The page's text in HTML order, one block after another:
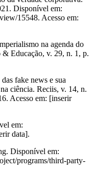
Disponível em:
15548. Acesso em:
na agenda do
& Educação, v. 29, n. 1, p.
fake news e sua
ciência. Reciis, v. 14, n.
Acesso em: [inserir
em:
data].
Disponível em:
programs/third-party-